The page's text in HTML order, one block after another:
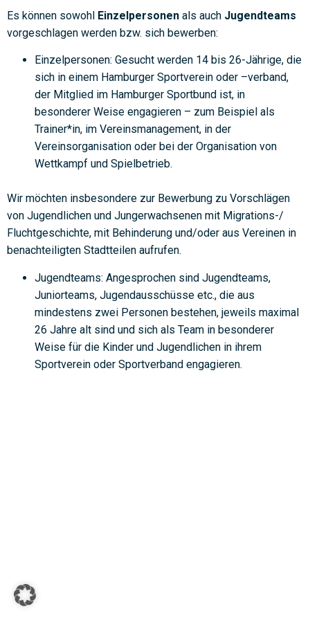
Es können sowohl Einzelpersonen als auch Jugendteams
vorgeschlagen werden bzw. sich bewerben:
Einzelpersonen: Gesucht werden 14 bis 26-Jährige, die
sich in einem Hamburger Sportverein oder –verband,
der Mitglied im Hamburger Sportbund ist, in
besonderer Weise engagieren – zum Beispiel als
Trainer*in, im Vereinsmanagement, in der
Vereinsorganisation oder bei der Organisation von
Wettkampf und Spielbetrieb.
Wir möchten insbesondere zur Bewerbung zu Vorschlägen
von Jugendlichen und Jungerwachsenen mit Migrations-/
Fluchtgeschichte, mit Behinderung und/oder aus Vereinen in
benachteiligten Stadtteilen aufrufen.
Jugendteams: Angesprochen sind Jugendteams,
Juniorteams, Jugendausschüsse etc., die aus
mindestens zwei Personen bestehen, jeweils maximal
26 Jahre alt sind und sich als Team in besonderer
Weise für die Kinder und Jugendlichen in ihrem
Sportverein oder Sportverband engagieren.